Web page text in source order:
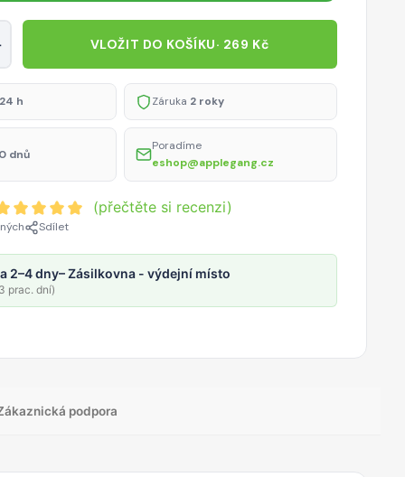
VLOŽIT DO KOŠÍKU· 269 Kč
h Záruka 2 roky
dnů
Poradíme
eshop@applegang.cz
(přečtěte si recenzi)
Sdílet
2–4 dny– Zásilkovna - výdejní místo
prac. dní)
podpora